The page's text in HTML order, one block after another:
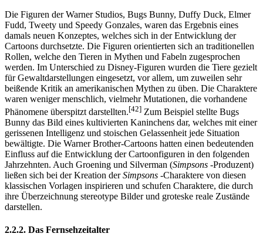
Die Figuren der Warner Studios, Bugs Bunny, Duffy Duck, Elmer
Fudd, Tweety und Speedy Gonzales, waren das Ergebnis eines
damals neuen Konzeptes, welches sich in der Entwicklung der
Cartoons durchsetzte. Die Figuren orientierten sich an traditionellen
Rollen, welche den Tieren in Mythen und Fabeln zugesprochen
werden. Im Unterschied zu Disney-Figuren wurden die Tiere gezielt
für Gewaltdarstellungen eingesetzt, vor allem, um zuweilen sehr
beißende Kritik an amerikanischen Mythen zu üben. Die Charaktere
waren weniger menschlich, vielmehr Mutationen, die vorhandene
Phänomene überspitzt darstellten.[42] Zum Beispiel stellte Bugs
Bunny das Bild eines kultivierten Kaninchens dar, welches mit einer
gerissenen Intelligenz und stoischen Gelassenheit jede Situation
bewältigte. Die Warner Brother-Cartoons hatten einen bedeutenden
Einfluss auf die Entwicklung der Cartoonfiguren in den folgenden
Jahrzehnten. Auch Groening und Silverman (Simpsons -Produzent)
ließen sich bei der Kreation derSimpsons -Charaktere von diesen
klassischen Vorlagen inspirieren und schufen Charaktere, die durch
ihre Überzeichnung stereotype Bilder und groteske reale Zustände
darstellen.
2.2.2. Das Fernsehzeitalter